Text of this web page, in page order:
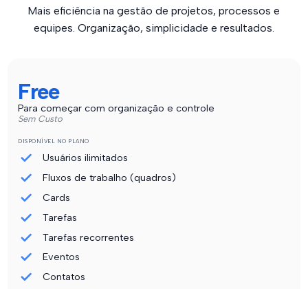
Mais eficiência na gestão de projetos, processos e
equipes. Organização, simplicidade e resultados.
Free
Para começar com organização e controle
Sem Custo
DISPONÍVEL NO PLANO
Usuários ilimitados
Fluxos de trabalho (quadros)
Cards
Tarefas
Tarefas recorrentes
Eventos
Contatos